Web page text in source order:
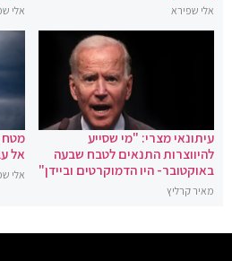
אלי שפירא אלי
עיתונאי מצרי: "מי שסייע
להיווצרות התנאים לטבח שבעה
באוקטובר- היו הדמוקרטים וביידן"
מאיר קרליץ
מטח
אל
אלי